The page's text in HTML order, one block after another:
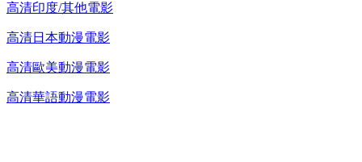
高清印度/其他電影
高清日本動漫電影
高清歐美動漫電影
高清華語動漫電影